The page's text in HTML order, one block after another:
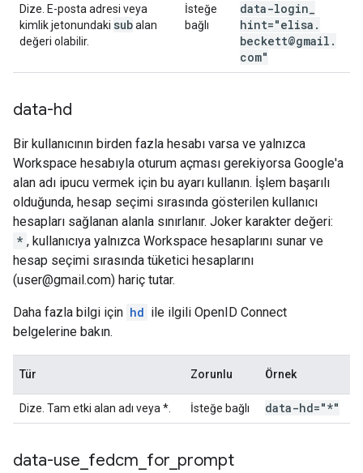
Dize. E-posta adresi veya
kimlik jetonundaki subalan
değeri olabilir.
İsteğe
bağlı
data-login
hint="elisa .
beckett@gmail .
com"
data-hd
Bir kullanıcının birden fazla hesabı varsa ve yalnızca
Workspace hesabıyla oturum açması gerekiyorsa Google'a
alan adı ipucu vermek için bu ayarı kullanın. İşlem başarılı
olduğunda, hesap seçimi sırasında gösterilen kullanıcı
hesapları sağlanan alanla sınırlanır. Joker karakter değeri:
* , kullanıcıya yalnızca Workspace hesaplarını sunar ve
hesap seçimi sırasında tüketici hesaplarını
(user@gmail.com) hariç tutar.
Daha fazla bilgi için hd ile ilgili OpenID Connect
belgelerine bakın.
Tür Zorunlu Örnek
Dize. Tam etki alan adı veya *. İsteğe bağlı data-hd="*"
data-use fedcm for prompt